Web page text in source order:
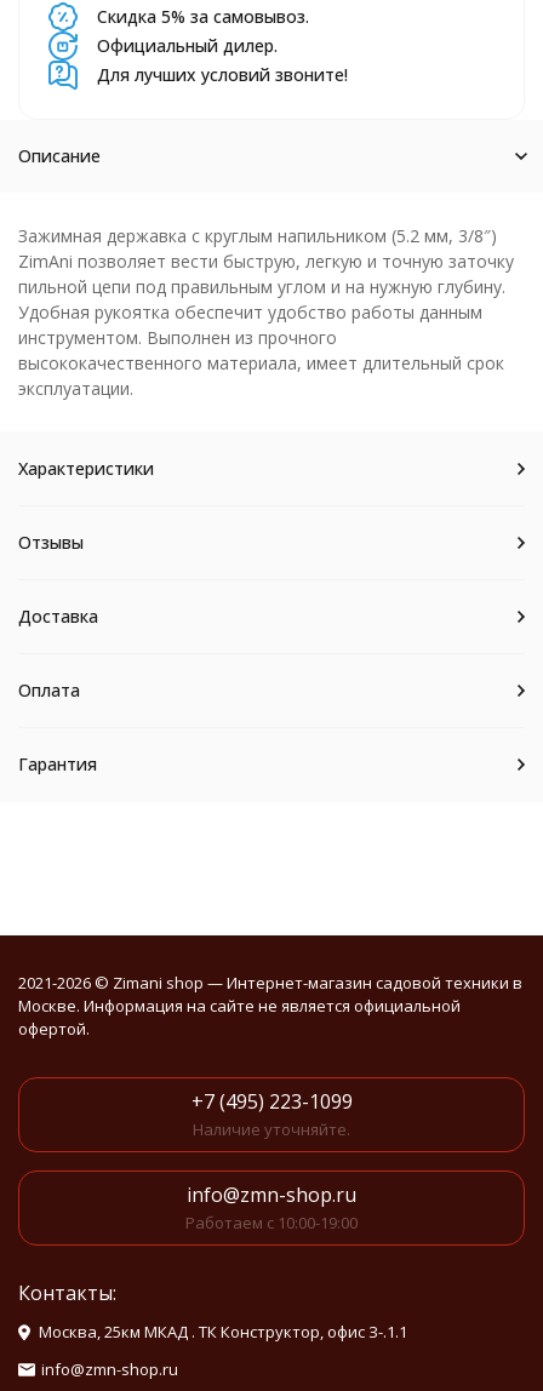
Скидка 5% за самовывоз.
Официальный дилер.
Для лучших условий звоните!
Описание
Зажимная державка с круглым напильником (5.2 мм, 3/8″)
ZimAni позволяет вести быструю, легкую и точную заточку
пильной цепи под правильным углом и на нужную глубину.
Удобная рукоятка обеспечит удобство работы данным
инструментом. Выполнен из прочного
высококачественного материала, имеет длительный срок
эксплуатации.
Характеристики
Отзывы
Доставка
Оплата
Гарантия
2021-2026 © Zimani shop — Интернет-магазин садовой техники в
Москве. Информация на сайте не является официальной
офертой.
+7 (495) 223-1099
Наличие уточняйте.
info@zmn-shop.ru
Работаем с 10:00-19:00
Контакты:
Москва, 25км МКАД . ТК Конструктор, офис З-.1.1
info@zmn-shop.ru